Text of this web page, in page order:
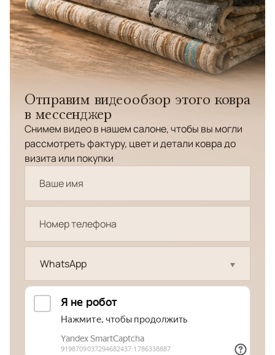
Отправим видеообзор этого ковра
в мессенджер
Снимем видео в нашем салоне, чтобы вы могли
рассмотреть фактуру, цвет и детали ковра до
визита или покупки
WhatsApp